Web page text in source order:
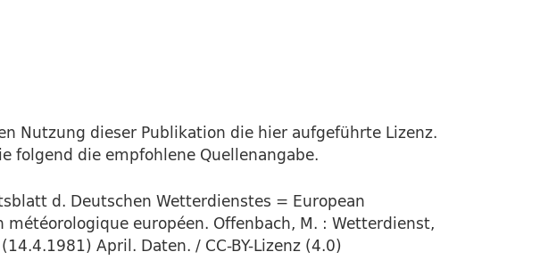
Nutzung dieser Publikation die hier aufgeführte Lizenz.
folgend die empfohlene Quellenangabe.
d. Deutschen Wetterdienstes = European
européen. Offenbach, M. : Wetterdienst,
April. Daten. / CC-BY-Lizenz (4.0)